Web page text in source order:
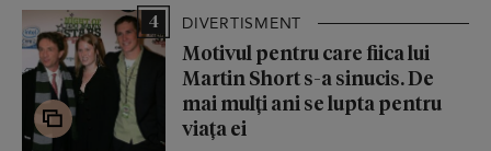
4 DIVERTISMENT
Motivul pentru care fiica lui
Martin Short s-a sinucis. De
mai mulți ani se lupta pentru
viața ei